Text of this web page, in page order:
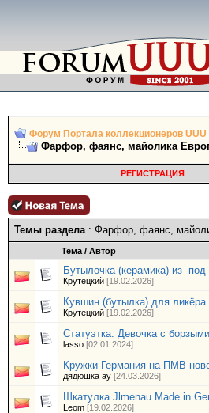
Форум Портала коллекционеров UUU
Фарфор, фаянс, майолика
РЕГИСТРАЦИЯ
Темы раздела: Фарфор, фаянс,
Тема / Автор
Бутылочка (керамика) из -
Крутецкий [19.02.2026]
Кувшин (бутылка) для
Крутецкий [19.02.2026]
Статуэтка. Девочка с борзыми
lasso [02.01.2024]
Кружки Германия на ПМВ
дядюшка ау [24.03.2026]
Шкатулка Jlmenau Made in
Leom [19.02.2026]